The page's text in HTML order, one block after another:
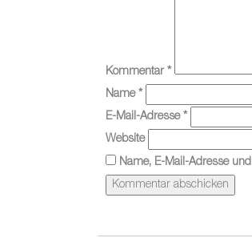
Kommentar *
Name *
E-Mail-Adresse *
Website
Name, E-Mail-Adresse